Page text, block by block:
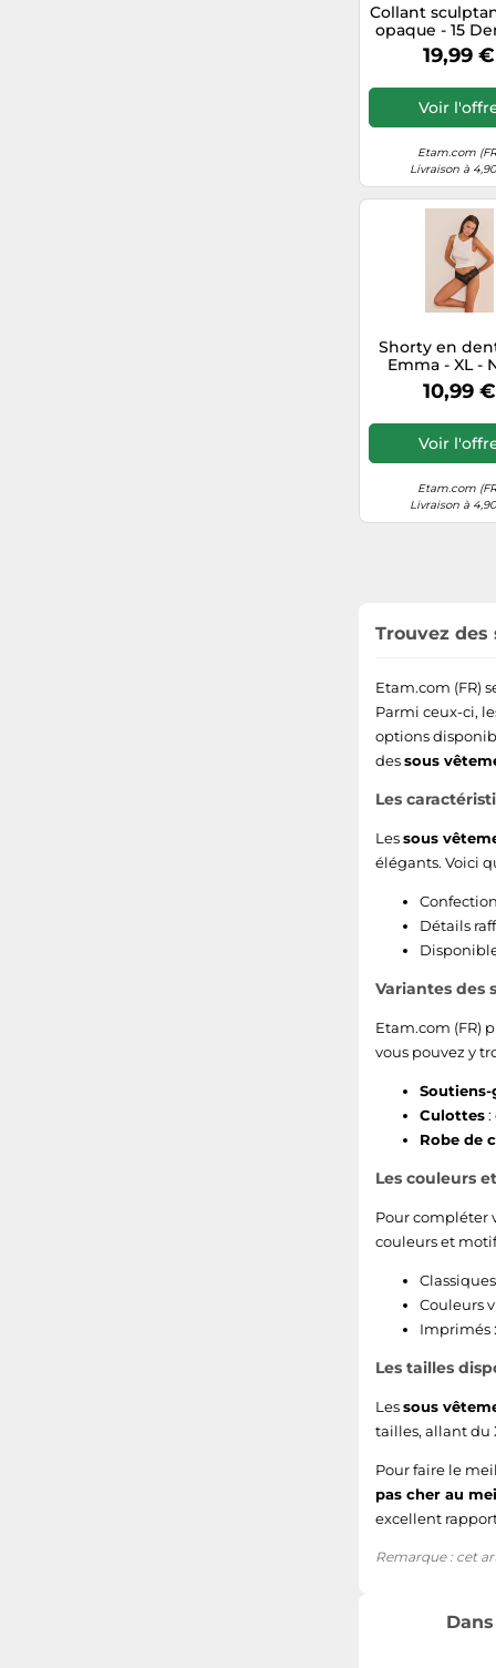
Collant
opaque - 15
15d 3a - M -
Femme -
19,99 €
Voir
Etam.com
Livraison à
Shorty en
Emma - XL -
Femme -
10,99 €
Voir
Etam.com
Livraison à
Trouvez
Etam.com (FR)
Parmi ceux-ci,
options
dessous
Les
Lessous
élégants. Voici
Détails
Variantes des
Etam.com (FR)
vous pouvez y
Culottes:
Robe de
Les couleurs
Pour compléter
couleurs et
Couleurs
Imprimés
Les tailles
Lessous
tailles, allant du
Pour faire le
pas cher au
excellent
Remarque : cet